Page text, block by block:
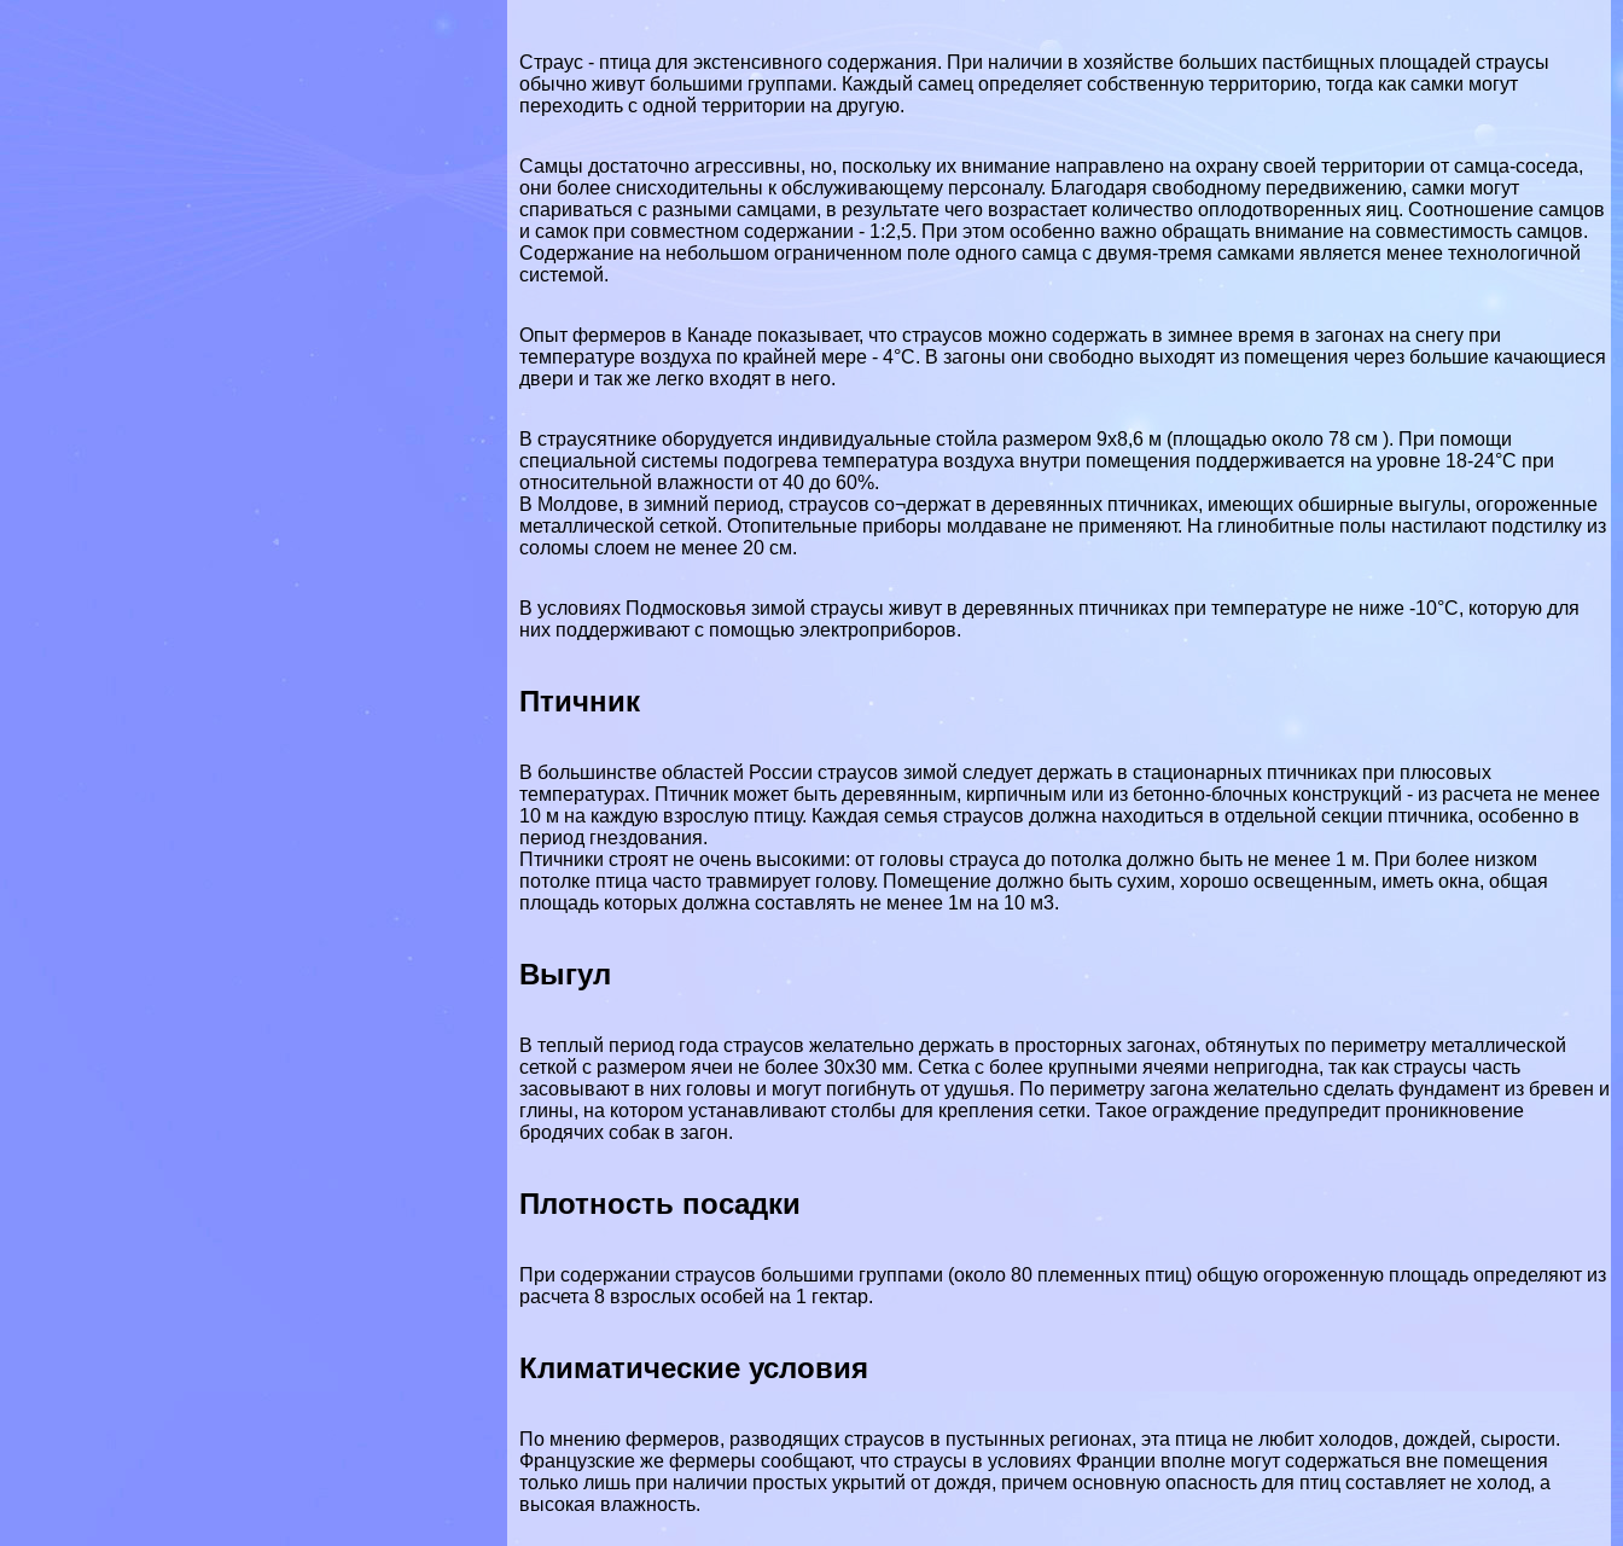
Страус - птица для экстенсивного содержания. При наличии в хозяйстве больших пастбищных площадей страусы
обычно живут большими группами. Каждый самец определяет собственную территорию, тогда как самки могут
переходить с одной территории на другую.
Самцы достаточно агрессивны, но, поскольку их внимание направлено на охрану своей территории от самца-соседа,
они более снисходительны к обслуживающему персоналу. Благодаря свободному передвижению, самки могут
спариваться с разными самцами, в результате чего возрастает количество оплодотворенных яиц. Соотношение самцов
и самок при совместном содержании - 1:2,5. При этом особенно важно обращать внимание на совместимость самцов.
Содержание на небольшом ограниченном поле одного самца с двумя-тремя самками является менее технологичной
системой.
Опыт фермеров в Канаде показывает, что страусов можно содержать в зимнее время в загонах на снегу при
температуре воздуха по крайней мере - 4°С. В загоны они свободно выходят из помещения через большие качающиеся
двери и так же легко входят в него.
В страусятнике оборудуется индивидуальные стойла размером 9x8,6 м (площадью около 78 см ). При помощи
специальной системы подогрева температура воздуха внутри помещения поддерживается на уровне 18-24°С при
относительной влажности от 40 до 60%.
В Молдове, в зимний период, страусов со¬держат в деревянных птичниках, имеющих обширные выгулы, огороженные
металлической сеткой. Отопительные приборы молдаване не применяют. На глинобитные полы настилают подстилку из
соломы слоем не менее 20 см.
В условиях Подмосковья зимой страусы живут в деревянных птичниках при температуре не ниже -10°С, которую для
них поддерживают с помощью электроприборов.
Птичник
В большинстве областей России страусов зимой следует держать в стационарных птичниках при плюсовых
температурах. Птичник может быть деревянным, кирпичным или из бетонно-блочных конструкций - из расчета не менее
10 м на каждую взрослую птицу. Каждая семья страусов должна находиться в отдельной секции птичника, особенно в
период гнездования.
Птичники строят не очень высокими: от головы страуса до потолка должно быть не менее 1 м. При более низком
потолке птица часто травмирует голову. Помещение должно быть сухим, хорошо освещенным, иметь окна, общая
площадь которых должна составлять не менее 1м на 10 м3.
Выгул
В теплый период года страусов желательно держать в просторных загонах, обтянутых по периметру металлической
сеткой с размером ячеи не более 30x30 мм. Сетка с более крупными ячеями непригодна, так как страусы часть
засовывают в них головы и могут погибнуть от удушья. По периметру загона желательно сделать фундамент из бревен и
глины, на котором устанавливают столбы для крепления сетки. Такое ограждение предупредит проникновение
бродячих собак в загон.
Плотность посадки
При содержании страусов большими группами (около 80 племенных птиц) общую огороженную площадь определяют из
расчета 8 взрослых особей на 1 гектар.
Климатические условия
По мнению фермеров, разводящих страусов в пустынных регионах, эта птица не любит холодов, дождей, сырости.
Французские же фермеры сообщают, что страусы в условиях Франции вполне могут содержаться вне помещения
только лишь при наличии простых укрытий от дождя, причем основную опасность для птиц составляет не холод, а
высокая влажность.